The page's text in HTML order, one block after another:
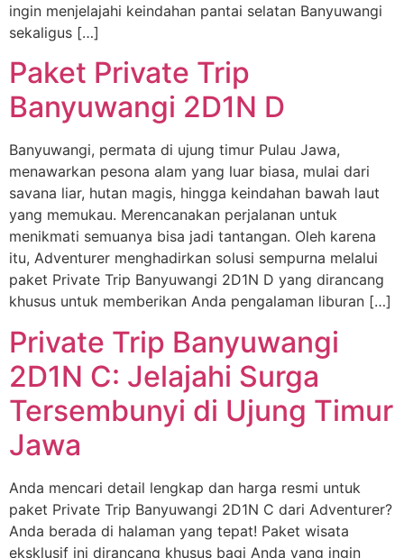
ingin menjelajahi keindahan pantai selatan Banyuwangi
sekaligus […]
Paket Private Trip
Banyuwangi 2D1N D
Banyuwangi, permata di ujung timur Pulau Jawa,
menawarkan pesona alam yang luar biasa, mulai dari
savana liar, hutan magis, hingga keindahan bawah laut
yang memukau. Merencanakan perjalanan untuk
menikmati semuanya bisa jadi tantangan. Oleh karena
itu, Adventurer menghadirkan solusi sempurna melalui
paket Private Trip Banyuwangi 2D1N D yang dirancang
khusus untuk memberikan Anda pengalaman liburan […]
Private Trip Banyuwangi
2D1N C: Jelajahi Surga
Tersembunyi di Ujung Timur
Jawa
Anda mencari detail lengkap dan harga resmi untuk
paket Private Trip Banyuwangi 2D1N C dari Adventurer?
Anda berada di halaman yang tepat! Paket wisata
eksklusif ini dirancang khusus bagi Anda yang ingin